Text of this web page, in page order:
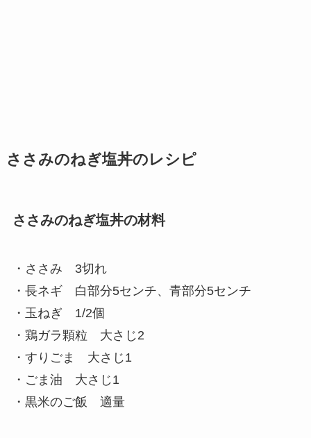
ささみのねぎ塩丼のレシピ
ささみのねぎ塩丼の材料
・ささみ 3切れ
・長ネギ 白部分5センチ、青部分5センチ
・玉ねぎ 1/2個
・鶏ガラ顆粒 大さじ2
・すりごま 大さじ1
・ごま油 大さじ1
・黒米のご飯 適量